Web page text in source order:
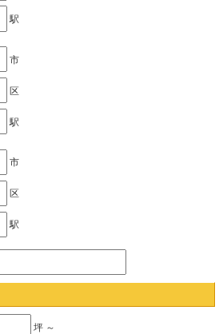
駅
市
区
駅
市
区
駅
坪 ～